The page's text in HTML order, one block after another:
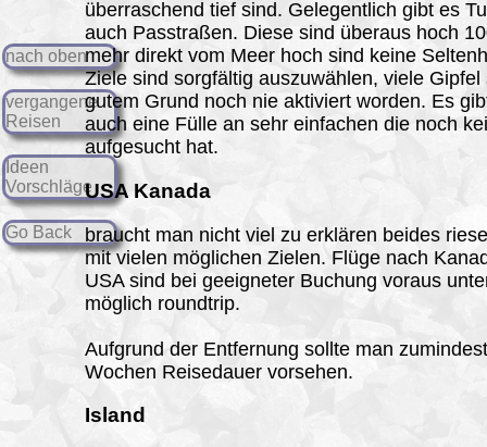
nach oben
vergangene
Reisen
Ideen
Vorschläge
Go Back
überraschend tief sind. Gelegentlich gibt es
auch Passtraßen. Diese sind überaus hoch
mehr direkt vom Meer hoch sind keine
Ziele sind sorgfältig auszuwählen, viele Gipfel
gutem Grund noch nie aktiviert worden. Es
auch eine Fülle an sehr einfachen die noch
aufgesucht hat.
USA Kanada
braucht man nicht viel zu erklären beides
mit vielen möglichen Zielen. Flüge nach
USA sind bei geeigneter Buchung voraus
möglich roundtrip.
Aufgrund der Entfernung sollte man
Wochen Reisedauer vorsehen.
Island